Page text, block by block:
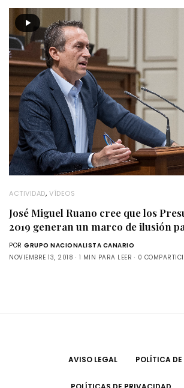
ACTIVIDAD,VÍDEOS
José Miguel Ruano cree que los
2019 generan un marco de ilusión
POR GRUPO NACIONALISTA CANARIO
NOVIEMBRE 13, 2018
1 MIN PARA LEER 0
AVISO LEGAL POLÍTICA